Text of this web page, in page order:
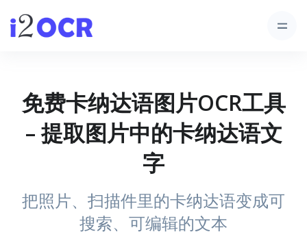
免费卡纳达语图片OCR工具
– 提取图片中的卡纳达语文
字
把照片、扫描件里的卡纳达语变成可
搜索、可编辑的文本